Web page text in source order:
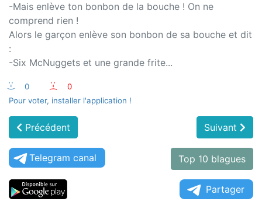
-Mais enlève ton bonbon de la bouche ! On ne
comprend rien !
Alors le garçon enlève son bonbon de sa bouche et dit
:
-Six McNuggets et une grande frite...
:-) 0 :-(
0
Pour voter, installer l'application !
Précédent Suivant
Telegram canal Top 10 blagues
Partager